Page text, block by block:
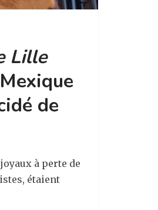
Lille
de
à perte de
étaient